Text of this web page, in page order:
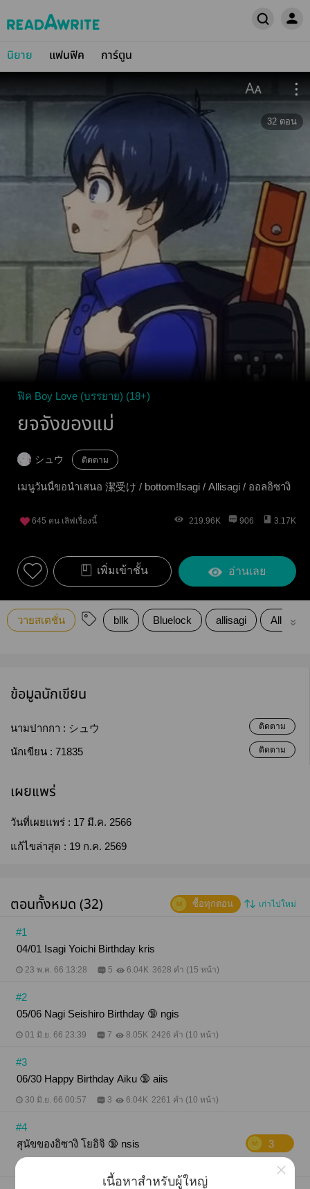
นิยาย แฟนฟิค การ์ตูน
32 ตอน
ฟิค Boy Love (บรรยาย) (18+)
ยจจังของแม่
シュウ ติดตาม
เมนูวันนี้ขอนำเสนอ 潔受け / bottom!Isagi / Allisagi / ออลอิซางิ
645 คน เลิฟเรื่องนี้ 219.96K 906 3.17K
เพิ่มเข้าชั้น อ่านเลย
วายสเตชั่น bllk Bluelock allisagi Allisa
ข้อมูลนักเขียน
นามปากกา : シュウ ติดตาม
นักเขียน : 71835 ติดตาม
เผยแพร่
วันที่เผยแพร่ : 17 มี.ค. 2566
แก้ไขล่าสุด : 19 ก.ค. 2569
ตอนทั้งหมด (32) เก่าไปใหม่
ซื้อทุกตอน
#1
04/01 Isagi Yoichi Birthday kris
23 พ.ค. 66 13:28 5 6.04K 3628 คำ (15 หน้า)
#2
05/06 Nagi Seishiro Birthday 🔞 ngis
01 มิ.ย. 66 23:39 7 8.05K 2426 คำ (10 หน้า)
#3
06/30 Happy Birthday Aiku 🔞 aiis
30 มิ.ย. 66 00:57 3 6.04K 2261 คำ (10 หน้า)
#4
สุนัขของอิซางิ โยอิจิ 🔞 nsis
3
เนื้อหาสำหรับผู้ใหญ่
×